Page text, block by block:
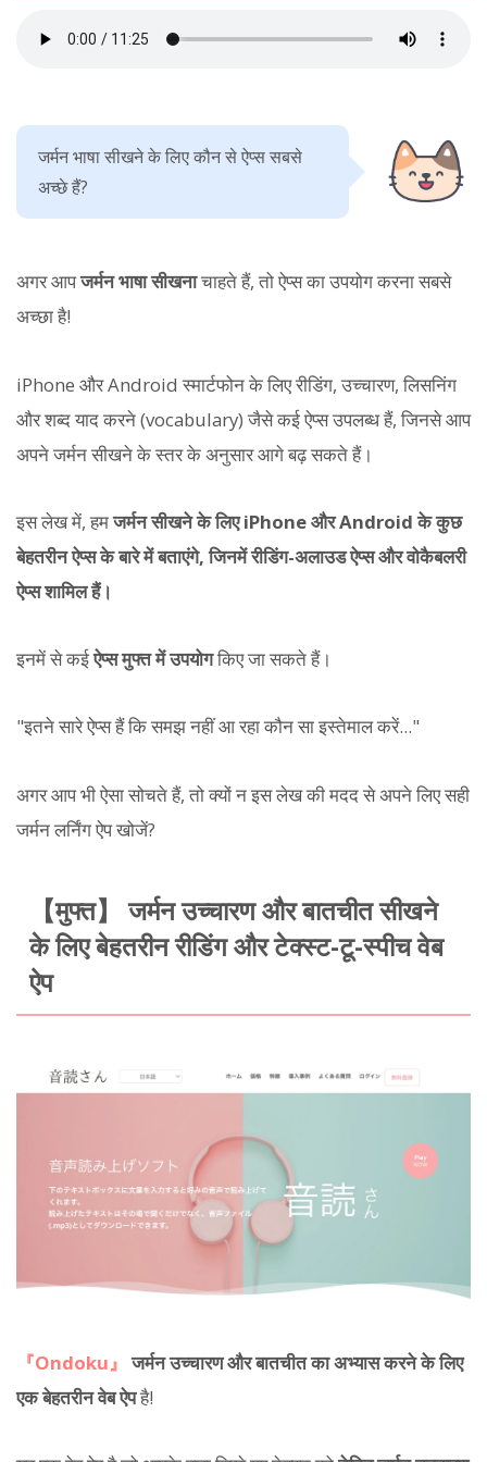
जर्मन भाषा सीखने के लिए कौन से ऐप्स सबसे
अच्छे हैं?
अगर आपजर्मन भाषा सीखनाचाहते हैं, तो ऐप्स का उपयोग करना सबसे
अच्छा है!
iPhone और Android स्मार्टफोन के लिए रीडिंग, उच्चारण, लिसनिंग
और शब्द याद करने (vocabulary) जैसे कई ऐप्स उपलब्ध हैं, जिनसे आप
अपने जर्मन सीखने के स्तर के अनुसार आगे बढ़ सकते हैं।
इस लेख में, हमजर्मन सीखने के लिए iPhone और Android के कुछ
बेहतरीन ऐप्स के बारे में बताएंगे, जिनमें रीडिंग-अलाउड ऐप्स और वोकैबलरी
ऐप्स शामिल हैं।
इनमें से कईऐप्स मुफ्त में उपयोगकिए जा सकते हैं।
"इतने सारे ऐप्स हैं कि समझ नहीं आ रहा कौन सा इस्तेमाल करें..."
अगर आप भी ऐसा सोचते हैं, तो क्यों न इस लेख की मदद से अपने लिए सही
जर्मन लर्निंग ऐप खोजें?
【मुफ्त】 जर्मन उच्चारण और बातचीत सीखने
के लिए बेहतरीन रीडिंग और टेक्स्ट-टू-स्पीच वेब
ऐप
『Ondoku』 जर्मन उच्चारण और बातचीत का अभ्यास करने के लिए
एक बेहतरीन वेब ऐपहै!